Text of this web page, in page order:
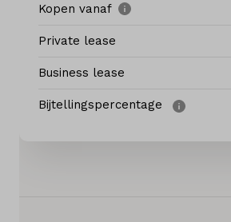
Diensten
Kopen vanaf
Private lease
Business lease
Bijtellingspercentage